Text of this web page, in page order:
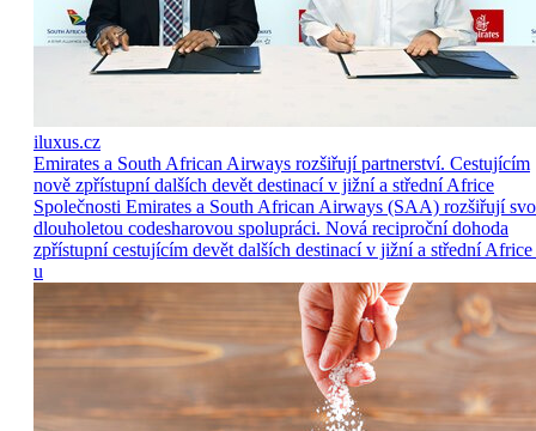
iluxus.cz
Emirates a South African Airways rozšiřují partnerství. Cestujícím
nově zpřístupní dalších devět destinací v jižní a střední Africe
Společnosti Emirates a South African Airways (SAA) rozšiřují
dlouholetou codesharovou spolupráci. Nová reciproční dohoda
zpřístupní cestujícím devět dalších destinací v jižní a střední Africe
u